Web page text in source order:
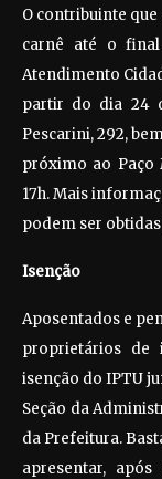
O contribuinte que
carnê até o
Atendimento
partir do dia 24
Pescarini, 292,
próximo ao Paço
17h. Mais
podem ser
Isenção
Aposentados e
proprietários de
isenção do IPTU
Seção da
da Prefeitura.
apresentar,